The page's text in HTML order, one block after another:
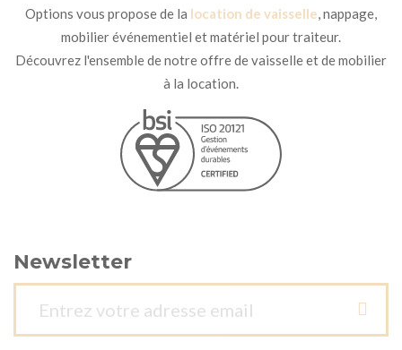
Options vous propose de la location de vaisselle, nappage,
mobilier événementiel et matériel pour traiteur.
Découvrez l'ensemble de notre offre de vaisselle et de mobilier
à la location.
Newsletter